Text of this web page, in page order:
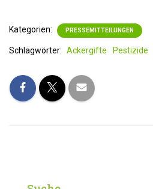
Kategorien: PRESSEMITTEILUNGEN
Schlagwörter: Ackergifte Pestizide